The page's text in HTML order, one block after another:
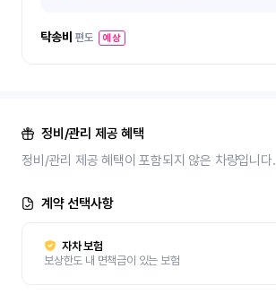
탁송비 편도 예상
정비/관리 제공 혜택
정비/관리 제공 혜택이 포함되지 않은 차량입니다.
계약 선택사항
자차 보험
보상한도 내 면책금이 있는 보험